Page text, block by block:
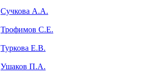
Сучкова А.А.
Трофимов С.Е.
Туркова Е.В.
Ушаков П.А.